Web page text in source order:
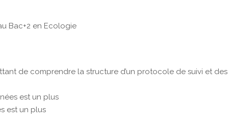
Bac+2 en Ecologie
de comprendre la structure d’un protocole de suivi et des
est un plus
est un plus